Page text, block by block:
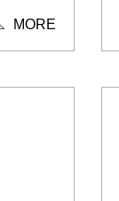
MORE